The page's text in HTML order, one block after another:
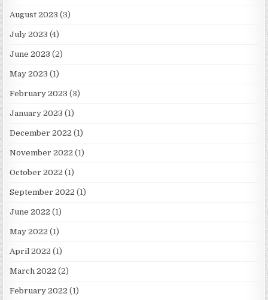
August 2023 (3)
July 2023 (4)
June 2023 (2)
May 2023 (1)
February 2023 (3)
January 2023 (1)
December 2022 (1)
November 2022 (1)
October 2022 (1)
September 2022 (1)
June 2022 (1)
May 2022 (1)
April 2022 (1)
March 2022 (2)
February 2022 (1)